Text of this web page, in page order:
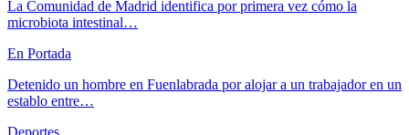
La Comunidad de Madrid identifica por primera vez cómo la
microbiota intestinal…
En Portada
Detenido un hombre en Fuenlabrada por alojar a un trabajador en un
establo entre…
Deportes